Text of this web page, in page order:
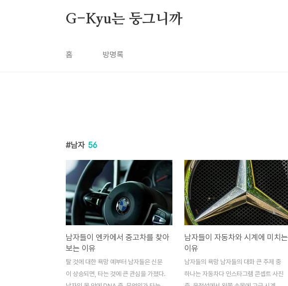
G-Kyu는 둥그니까
홈 방명록
남자 56
남자들이 엔카에서 중고차를 찾아
보는 이유
탈 것에 대한 욕망 예부터 남자들은 신분
이 상승되면, 타는 것에 큰 관심을 가졌다.
남자들이 자동차와 시계에 미치는
이유
남자들의 욕망 남자들의 대화 큰 주제 중
하나는 자동차다 인스타그램 콘셉트 사진